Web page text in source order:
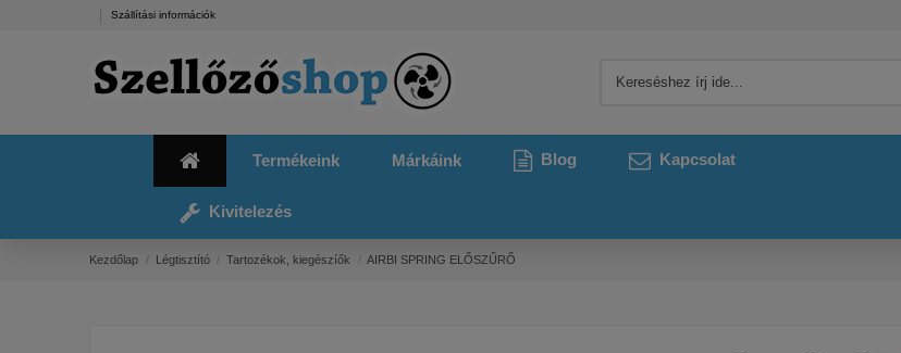
Szállítási információk
Termékeink Márkáink Blog Kapcsolat
Kivitelezés
Kezdőlap Légtisztító Tartozékok, kiegészíők AIRBI SPRING ELŐSZŰRŐ